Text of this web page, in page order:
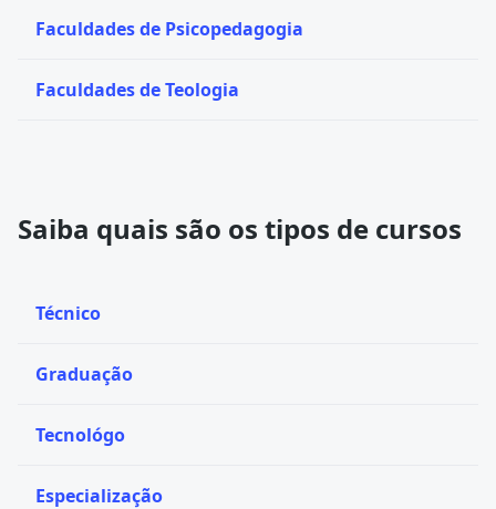
Faculdades de Psicopedagogia
Faculdades de Teologia
Saiba quais são os tipos de cursos
Técnico
Graduação
Tecnológo
Especialização